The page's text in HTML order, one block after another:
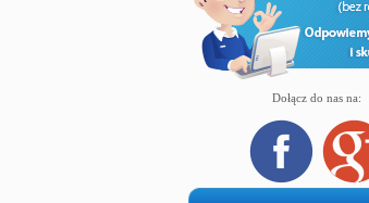
Dołącz do nas na: